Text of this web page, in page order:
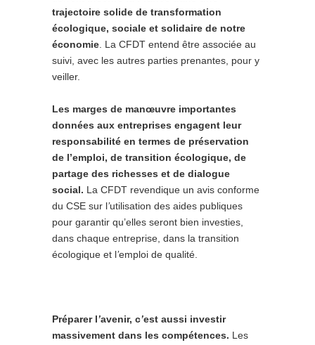
trajectoire solide de transformation
écologique, sociale et solidaire de notre
économie . La CFDT entend être associée au
suivi, avec les autres parties prenantes, pour y
veiller.
Les marges de manœuvre importantes
données aux entreprises engagent leur
responsabilité en termes de préservation
de l’emploi, de transition écologique, de
partage des richesses et de dialogue
social. La CFDT revendique un avis conforme
du CSE sur l’utilisation des aides publiques
pour garantir qu’elles seront bien investies,
dans chaque entreprise, dans la transition
écologique et l’emploi de qualité.
Préparer l’avenir, c’est aussi investir
massivement dans les compétences. Les